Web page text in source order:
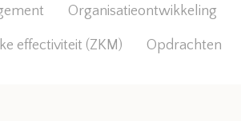
Organisatieontwikkeling
effectiviteit (ZKM) Opdrachten